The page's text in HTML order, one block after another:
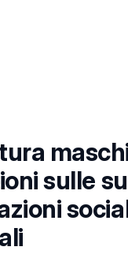
sulle